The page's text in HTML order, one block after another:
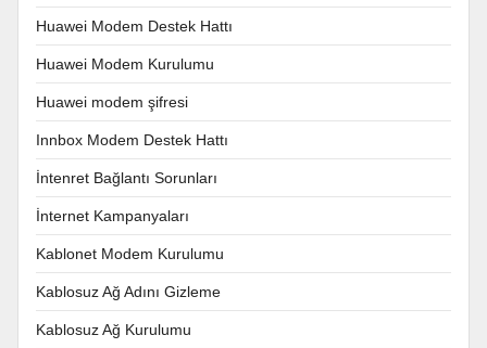
Huawei Modem Destek Hattı
Huawei Modem Kurulumu
Huawei modem şifresi
Innbox Modem Destek Hattı
İntenret Bağlantı Sorunları
İnternet Kampanyaları
Kablonet Modem Kurulumu
Kablosuz Ağ Adını Gizleme
Kablosuz Ağ Kurulumu